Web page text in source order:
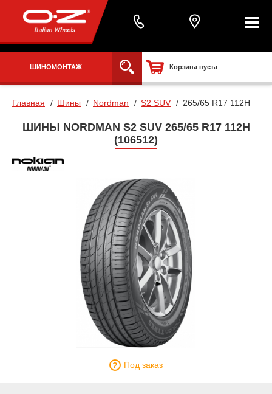
ШИНОМОНТАЖ Корзина пуста
Главная Шины Nordman S2 SUV 265/65 R17 112H
ШИНЫ NORDMAN S2 SUV 265/65 R17 112H
(106512)
Под заказ